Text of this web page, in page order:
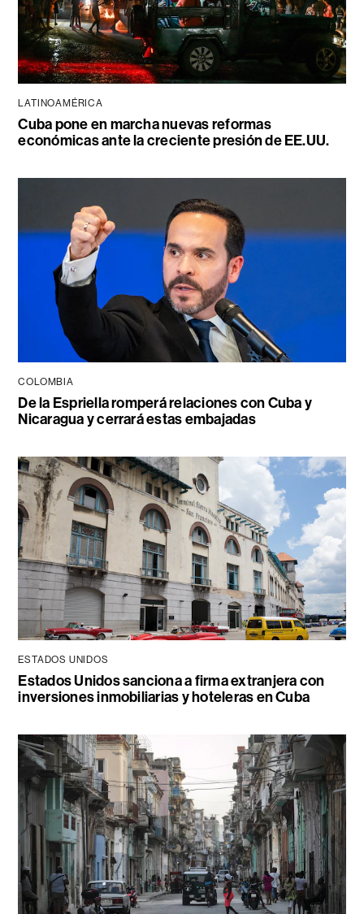
LATINOAMÉRICA
Cuba pone en marcha nuevas reformas
económicas ante la creciente presión de EE.UU.
COLOMBIA
De la Espriella romperá relaciones con Cuba y
Nicaragua y cerrará estas embajadas
ESTADOS UNIDOS
Estados Unidos sanciona a firma extranjera con
inversiones inmobiliarias y hoteleras en Cuba